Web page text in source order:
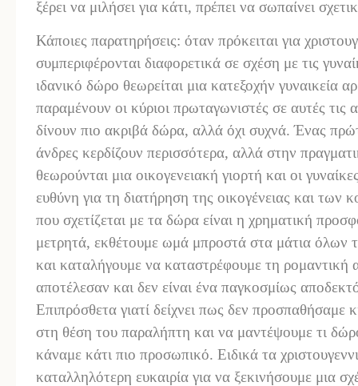
ξέρει να μιλήσει για κάτι, πρέπει να σωπαίνει
Κάποιες παρατηρήσεις: όταν πρόκειται για
συμπεριφέρονται διαφορετικά σε σχέση με τις
ιδανικό δώρο θεωρείται μια κατεξοχήν γυναικεία
παραμένουν οι κύριοι πρωταγωνιστές σε αυτές τις
δίνουν πιο ακριβά δώρα, αλλά όχι συχνά. Ένας
άνδρες κερδίζουν περισσότερα, αλλά στην
θεωρούνται μια οικογενειακή γιορτή και οι
ευθύνη για τη διατήρηση της οικογένειας και
που σχετίζεται με τα δώρα είναι η χρηματική
μετρητά, εκθέτουμε ωμά μπροστά στα μάτια όλων
και καταλήγουμε να καταστρέφουμε τη ρομαντική
αποτέλεσαν και δεν είναι ένα παγκοσμίως
Επιπρόσθετα γιατί δείχνει πως δεν προσπαθήσαμε
στη θέση του παραλήπτη και να μαντέψουμε τι
κάναμε κάτι πιο προσωπικό. Ειδικά τα
καταλληλότερη ευκαιρία για να ξεκινήσουμε μια